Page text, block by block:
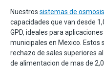
Nuestros sistemas de
capacidades que van desde
GPD, ideales para
municipales en Mexico. Estos
rechazo de sales superiores
de alimentacion de mas de